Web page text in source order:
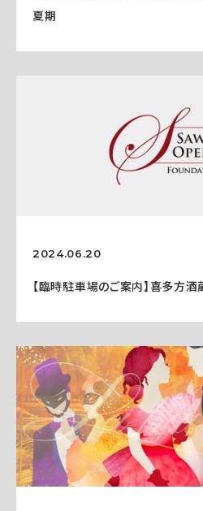
夏期
2024.06.20
【臨時駐車場のご案内】喜多方酒